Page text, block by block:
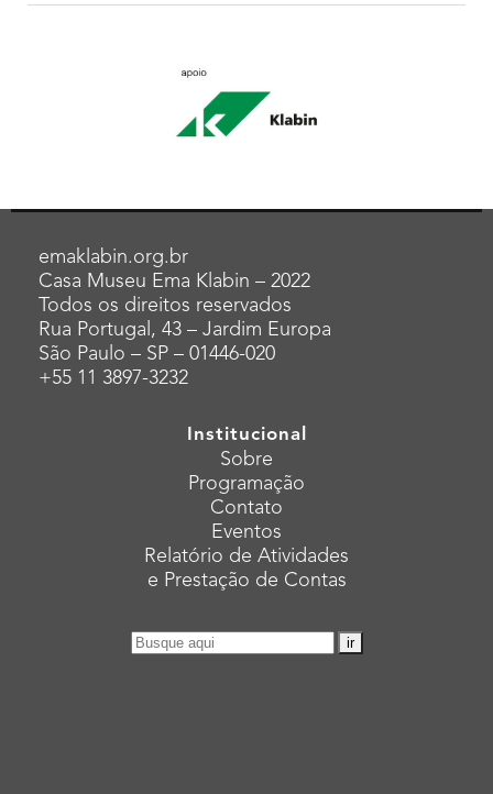
emaklabin.org.br
Casa Museu Ema Klabin – 2022
Todos os direitos reservados
Rua Portugal, 43 – Jardim Europa
São Paulo – SP – 01446-020
+55 11 3897-3232
Institucional
Sobre
Programação
Contato
Eventos
Relatório de Atividades
e Prestação de Contas
Pesquisar